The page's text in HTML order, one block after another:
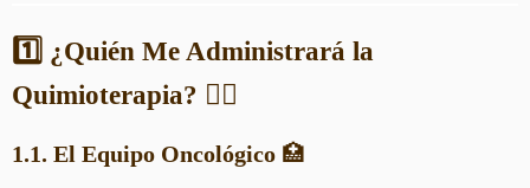
1️⃣ ¿Quién Me Administrará la
Quimioterapia? 👩‍⚕️
1.1. El Equipo Oncológico 🏥